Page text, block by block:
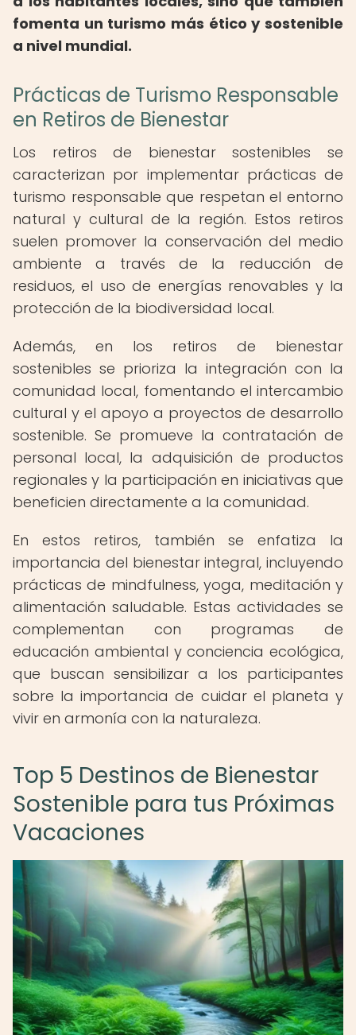
fomenta un turismo más ético y sostenible
a nivel mundial.
Prácticas de Turismo Responsable
en Retiros de Bienestar
Los retiros de bienestar sostenibles se
caracterizan por implementar prácticas de
turismo responsable que respetan el entorno
natural y cultural de la región. Estos retiros
suelen promover la conservación del medio
ambiente a través de la reducción de
residuos, el uso de energías renovables y la
protección de la biodiversidad local.
Además, en los retiros de bienestar
sostenibles se prioriza la integración con la
comunidad local, fomentando el intercambio
cultural y el apoyo a proyectos de desarrollo
sostenible. Se promueve la contratación de
personal local, la adquisición de productos
regionales y la participación en iniciativas que
beneficien directamente a la comunidad.
En estos retiros, también se enfatiza la
importancia del bienestar integral, incluyendo
prácticas de mindfulness, yoga, meditación y
alimentación saludable. Estas actividades se
complementan con programas de
educación ambiental y conciencia ecológica,
que buscan sensibilizar a los participantes
sobre la importancia de cuidar el planeta y
vivir en armonía con la naturaleza.
Top 5 Destinos de Bienestar
Sostenible para tus Próximas
Vacaciones